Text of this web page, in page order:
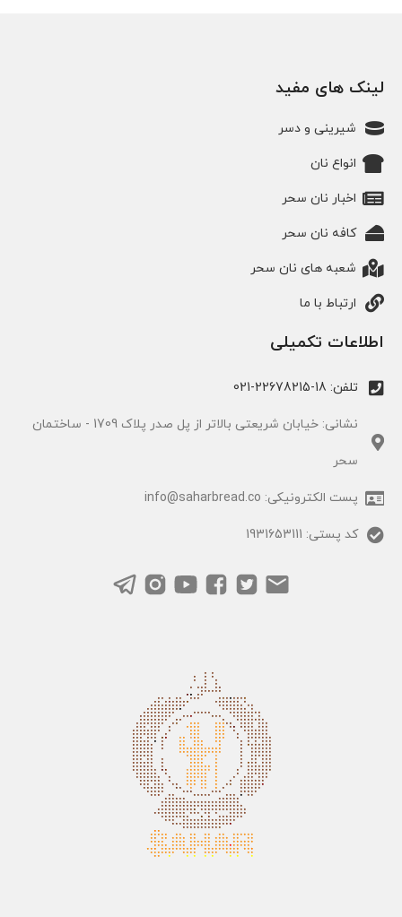
لینک های مفید
شیرینی و دسر
انواع نان
اخبار نان سحر
کافه نان سحر
شعبه های نان سحر
ارتباط با ما
اطلاعات تکمیلی
تلفن: 18-22678215-021
نشانی: خیابان شریعتی بالاتر از پل صدر پلاک 1709 - ساختمان
سحر
پست الکترونیکی: info@saharbread.co
کد پستی: 1931653111